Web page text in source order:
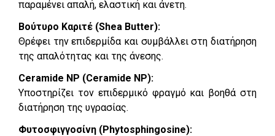
παραμένει απαλή, ελαστική και άνετη.
Βούτυρο Καριτέ (Shea Butter):
Θρέφει την επιδερμίδα και συμβάλλει στη διατήρηση
της απαλότητας και της άνεσης.
Ceramide NP (Ceramide NP):
Υποστηρίζει τον επιδερμικό φραγμό και βοηθά στη
διατήρηση της υγρασίας.
Φυτοσφιγγοσίνη (Phytosphingosine):